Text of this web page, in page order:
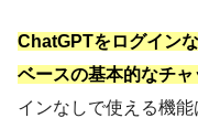
ChatGPTをログイン
ベースの基本的なチ
インなしで使える機